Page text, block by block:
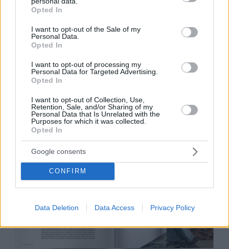
grant or deny consent to Google and its third-party tags to
use your data for below specified purposes in below Google
consent section.
Opted In
I want to opt-out of the Sale of my
Personal Data.
Opted In
I want to opt-out of processing my
Personal Data for Targeted Advertising.
Opted In
I want to opt-out of Collection, Use,
Retention, Sale, and/or Sharing of my
Personal Data that Is Unrelated with the
Purposes for which it was collected.
Opted In
Google consents
CONFIRM
Data Deletion Data Access Privacy Policy
Ηρώ Μπέζου
της, που επιστρέφει στην Επίδαυρο ως
Άλκηστις, σε μια συζήτηση για την πορεία, τις